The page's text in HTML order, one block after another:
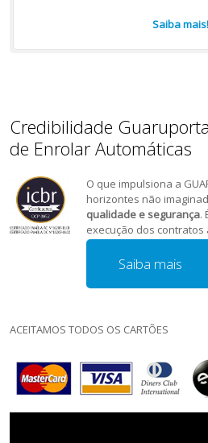
Saiba mais!
Credibilidade
de Enrolar Automáticas
O que impulsiona a
horizontes não
qualidade e segurança.
execução dos contratos
Saiba mais
ACEITAMOS TODOS OS CARTÕES